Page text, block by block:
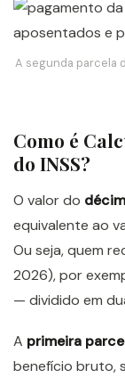
A segunda parcela
Como é
do INSS?
O valor do
equivalente ao
Ou seja, quem
2026), por
— dividido em
A primeira
benefício bruto,